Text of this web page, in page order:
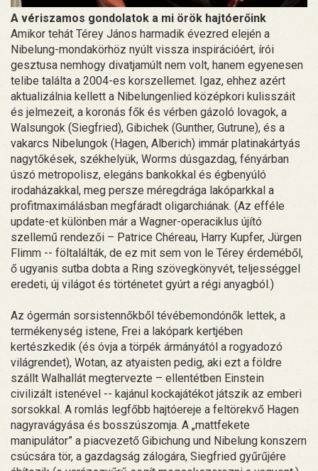
A vériszamos gondolatok a mi örök hajtóerőink
Amikor tehát Térey János harmadik évezred elején a
Nibelung-mondakörhöz nyúlt vissza inspirációért, írói
gesztusa nemhogy divatjamúlt nem volt, hanem egyenesen
telibe találta a 2004-es korszellemet. Igaz, ehhez azért
aktualizálnia kellett a Nibelungenlied középkori kulisszáit
és jelmezeit, a koronás fők és vérben gázoló lovagok, a
Walsungok (Siegfried), Gibichek (Gunther, Gutrune), és a
vakarcs Nibelungok (Hagen, Alberich) immár platinakártyás
nagytőkések, székhelyük, Worms dúsgazdag, fényárban
úszó metropolisz, elegáns bankokkal és égbenyúló
irodaházakkal, meg persze méregdrága lakóparkkal a
profitmaximálásban megfáradt oligarchiának. (Az efféle
update-et különben már a Wagner-operaciklus újító
szellemű rendezői – Patrice Chéreau, Harry Kupfer, Jürgen
Flimm -- föltalálták, de ez mit sem von le Térey érdeméből,
ő ugyanis sutba dobta a Ring szövegkönyvét, teljességgel
eredeti, új világot és történetet gyúrt a régi anyagból.)
Az ógermán sorsistennőkből tévébemondónők lettek, a
termékenység istene, Frei a lakópark kertjében
kertészkedik (és óvja a törpék ármányától a rogyadozó
világrendet), Wotan, az atyaisten pedig, aki ezt a földre
szállt Walhallát megtervezte – ellentétben Einstein
civilizált istenével -- kajánul kockajátékot játszik az emberi
sorsokkal. A romlás legfőbb hajtóereje a feltörekvő Hagen
nagyravágyása és bosszúszomja. A „mattfekete
manipulátor” a piacvezető Gibichung und Nibelung konszern
csúcsára tör, a gazdagság zálogára, Siegfried gyűrűjére